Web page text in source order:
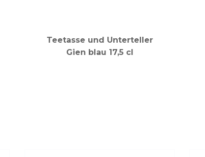
Teetasse und Unterteller
Gien blau 17,5 cl